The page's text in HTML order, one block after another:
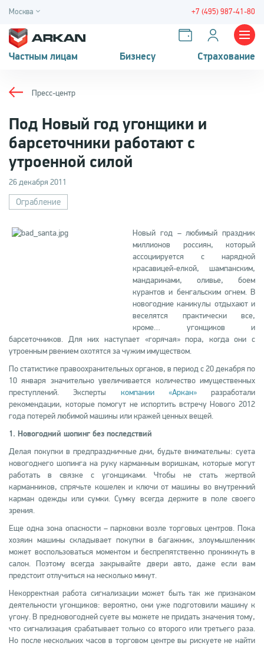
Москва +7 (495) 987-41-80
Частным лицам Бизнесу Страхование
Пресс-центр
Под Новый год угонщики и
барсеточники работают с
утроенной силой
26 декабря 2011
Ограбление
Новый год – любимый праздник
миллионов россиян, который
ассоциируется с нарядной
красавицей-елкой, шампанским,
мандаринами, оливье, боем
курантов и бенгальским огнем. В
новогодние каникулы отдыхают и
веселятся практически все,
кроме… угонщиков и
барсеточников. Для них наступает «горячая» пора, когда они с
утроенным рвением охотятся за чужим имуществом.
По статистике правоохранительных органов, в период с 20 декабря по
10 января значительно увеличивается количество имущественных
преступлений. Эксперты компании «Аркан»разработали
рекомендации, которые помогут не испортить встречу Нового 2012
года потерей любимой машины или кражей ценных вещей.
1. Новогодний шопинг без последствий
Делая покупки в предпраздничные дни, будьте внимательны: суета
новогоднего шопинга на руку карманным воришкам, которые могут
работать в связке с угонщиками. Чтобы не стать жертвой
карманников, спрячьте кошелек и ключи от машины во внутренний
карман одежды или сумки. Сумку всегда держите в поле своего
зрения.
Еще одна зона опасности – парковки возле торговых центров. Пока
хозяин машины складывает покупки в багажник, злоумышленник
может воспользоваться моментом и беспрепятственно проникнуть в
салон. Поэтому всегда закрывайте двери авто, даже если вам
предстоит отлучиться на несколько минут.
Некорректная работа сигнализации может быть так же признаком
деятельности угонщиков: вероятно, они уже подготовили машину к
угону. В предновогодней суете вы можете не придать значения тому,
что сигнализация срабатывает только со второго или третьего раза.
Но после нескольких часов в торговом центре вы рискуете не найти